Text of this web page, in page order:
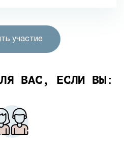
участие
ВАС, ЕСЛИ ВЫ: